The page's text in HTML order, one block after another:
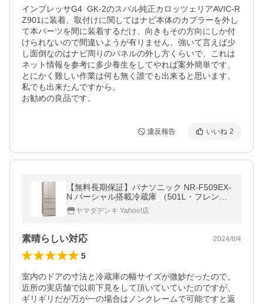
インプレッサG4  GK-2のスバル純正カロッツェリアAVIC-R
Z901に装着、取付けに関してはナビ本体のカプラーを外し
て本パーツを間に装着するだけ、向きもその方向にしか付
けられないので間違いようが有りません、強いて言えば少
し面倒なのはナビ周りのパネルの外し方くらいで、これは
ネット情報を参考に多少養生をしてやれば案外簡単です、
とにかく難しい作業は何も無く誰でも出来ると思います、
私でも出来たんですから。
お勧めの良品です。
違反報告 いいね 2
【無料長期保証】パナソニック NR-F509EX-
N パーシャル搭載冷蔵庫 （501L・フレンチ
ドア） グレインベージュ
ヤマダデンキ Yahoo!店
素晴らしい対応 2024/8/4
5
室内のドアの寸法と冷蔵庫の幅サイズが微妙だったので、
近所の実店舗で以前下見をして頂いていていたのですが、
ギリギリだが万が一の場合はノンクレームで可能ですと返